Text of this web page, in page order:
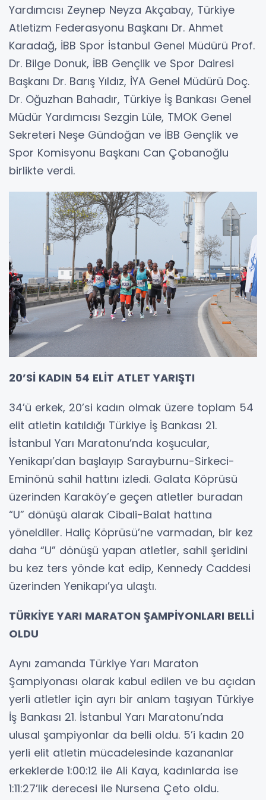
Yardımcısı Zeynep Neyza Akçabay, Türkiye
Atletizm Federasyonu Başkanı Dr. Ahmet
Karadağ, İBB Spor İstanbul Genel Müdürü Prof.
Dr. Bilge Donuk, İBB Gençlik ve Spor Dairesi
Başkanı Dr. Barış Yıldız, İYA Genel Müdürü Doç.
Dr. Oğuzhan Bahadır, Türkiye İş Bankası Genel
Müdür Yardımcısı Sezgin Lüle, TMOK Genel
Sekreteri Neşe Gündoğan ve İBB Gençlik ve
Spor Komisyonu Başkanı Can Çobanoğlu
birlikte verdi.
20’Sİ KADIN 54 ELİT ATLET YARIŞTI
34’ü erkek, 20’si kadın olmak üzere toplam 54
elit atletin katıldığı Türkiye İş Bankası 21.
İstanbul Yarı Maratonu’nda koşucular,
Yenikapı’dan başlayıp Sarayburnu-Sirkeci-
Eminönü sahil hattını izledi. Galata Köprüsü
üzerinden Karaköy’e geçen atletler buradan
“U” dönüşü alarak Cibali-Balat hattına
yöneldiler. Haliç Köprüsü’ne varmadan, bir kez
daha “U” dönüşü yapan atletler, sahil şeridini
bu kez ters yönde kat edip, Kennedy Caddesi
üzerinden Yenikapı’ya ulaştı.
TÜRKİYE YARI MARATON ŞAMPİYONLARI BELLİ
OLDU
Aynı zamanda Türkiye Yarı Maraton
Şampiyonası olarak kabul edilen ve bu açıdan
yerli atletler için ayrı bir anlam taşıyan Türkiye
İş Bankası 21. İstanbul Yarı Maratonu’nda
ulusal şampiyonlar da belli oldu. 5’i kadın 20
yerli elit atletin mücadelesinde kazananlar
erkeklerde 1:00:12 ile Ali Kaya, kadınlarda ise
1:11:27’lik derecesi ile Nursena Çeto oldu.